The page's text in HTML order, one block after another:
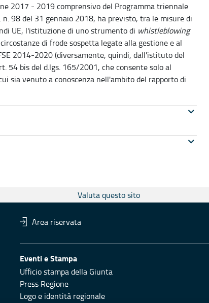
2017 - 2019 comprensivo del Programma triennale
98 del 31 gennaio 2018, ha previsto, tra le misure di
UE, l'istituzione di uno strumento di whistleblowing
di frode sospetta legate alla gestione e al
2014-2020 (diversamente, quindi, dall'istituto del
54 bis del d.lgs. 165/2001, che consente solo al
sia venuto a conoscenza nell'ambito del rapporto di
Valuta questo sito
Area riservata
Eventi e Stampa
Ufficio stampa della Giunta
Press Regione
Logo e identità regionale